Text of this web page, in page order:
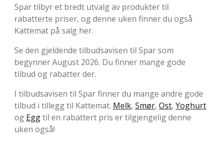
Spar tilbyr et bredt utvalg av produkter til
rabatterte priser, og denne uken finner du også
Kattemat på salg her.
Se den gjeldende tilbudsavisen til Spar som
begynner August 2026. Du finner mange gode
tilbud og rabatter der.
I tilbudsavisen til Spar finner du mange andre gode
tilbud i tillegg til Kattemat. Melk, Smør, Ost, Yoghurt
og Eggtil en rabattert pris er tilgjengelig denne
uken også!